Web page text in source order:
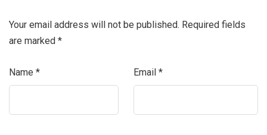
Your email address will not be published. Required fields
are marked *
Name * Email *